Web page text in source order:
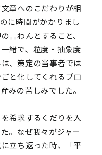
章へのこだわりが相
に時間がかかりまし
言わんとすること、
緒で、粒度・抽象度
、策定の当事者では
と化してくれるプロ
みの苦しみでした。
希求するくだりを入
。なぜ我々がジャー
立ち返った時、「平